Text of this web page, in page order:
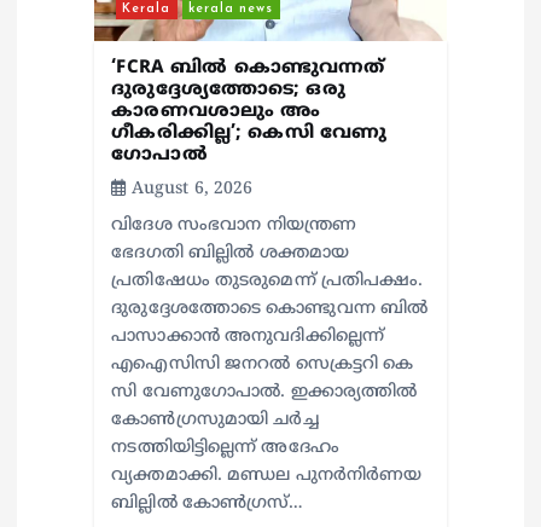
Kerala kerala news
‘FCRA ബിൽ കൊണ്ടുവന്നത്
ദുരുദ്ദേശ്യത്തോടെ; ഒരു
കാരണവശാലും അം​
ഗീകരിക്കില്ല’; കെസി വേണു​
ഗോപാൽ
August 6, 2026
വിദേശ സംഭവാന നിയന്ത്രണ
ഭേദഗതി ബില്ലിൽ ശക്തമായ
പ്രതിഷേധം തുടരുമെന്ന് പ്രതിപക്ഷം.
ദുരുദ്ദേശത്തോടെ കൊണ്ടുവന്ന ബിൽ
പാസാക്കാൻ അനുവദിക്കില്ലെന്ന്
എഐസിസി ജനറൽ സെക്രട്ടറി കെ
സി വേണുഗോപാൽ. ഇക്കാര്യത്തിൽ
കോൺഗ്രസുമായി ചർച്ച
നടത്തിയിട്ടില്ലെന്ന് അദേഹം
വ്യക്തമാക്കി. മണ്ഡല പുനർനിർണയ
ബില്ലിൽ കോൺഗ്രസ്…